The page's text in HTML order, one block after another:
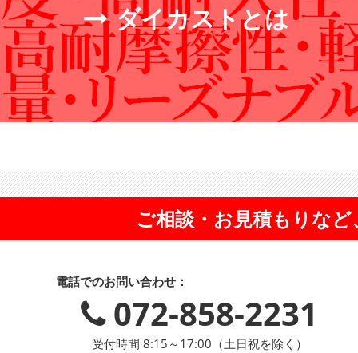
ダイカストとは
ご相談・お見積もりな
電話でのお問い合わせ：
072-858-2231
受付時間 8:15～17:00（土日祝を除く）